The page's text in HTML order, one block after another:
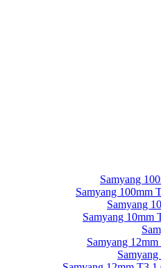
Samyang
Samyang 100mm
Samyang
Samyang 10mm
Samyang